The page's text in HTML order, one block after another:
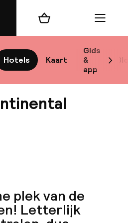
Hotels Kaart
Gids
&
app
Winkelmand Menu
plek van de
Letterlijk